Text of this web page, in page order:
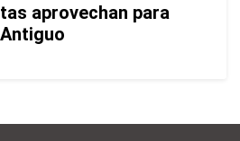
aprovechan para